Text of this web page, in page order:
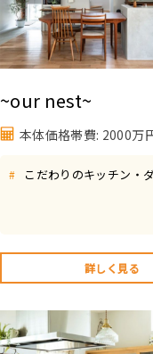
~our nest~
本体価格帯費: 2000万
# こだわりのキッチン・
詳しく見る